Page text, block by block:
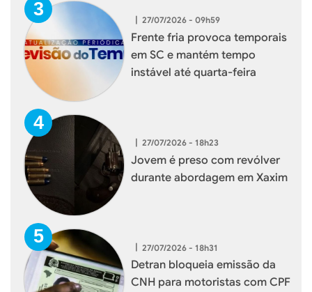
| 27/07/2026 - 09h59
Frente fria provoca temporais
em SC e mantém tempo
instável até quarta-feira
| 27/07/2026 - 18h23
Jovem é preso com revólver
durante abordagem em Xaxim
| 27/07/2026 - 18h31
Detran bloqueia emissão da
CNH para motoristas com CPF